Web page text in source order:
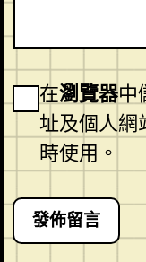
在瀏覽器中
址及個人網
時使用。